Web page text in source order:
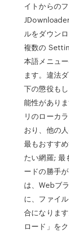
イトからの
ルをダウン
複数の
本語メニュ
ます。違法
下の懲役も
能性があり
リのローカ
おり、他の
最もおすす
たい網羅; 最
ードの勝手
は、Webブ
に、ファイ
合になりま
ロード」を